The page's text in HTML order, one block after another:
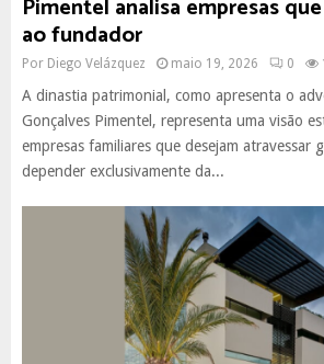
Pimentel analisa empresas
ao fundador
Por Diego Velázquez maio 19, 2026 0
A dinastia patrimonial, como apresenta o
Gonçalves Pimentel, representa uma visão
empresas familiares que desejam atravessar
depender exclusivamente da...